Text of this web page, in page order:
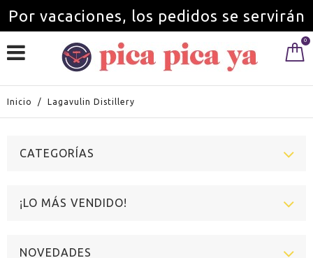
Por vacaciones, los pedidos se servirán
a partir del 1 de septiembre.
0
Inicio / Lagavulin Distillery
CATEGORÍAS
¡LO MÁS VENDIDO!
NOVEDADES